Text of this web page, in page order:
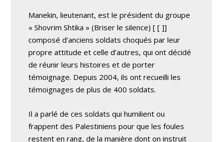
Manekin, lieutenant, est le président du groupe
« Shovrim Shtika » (Briser le silence)[ [ ]]
composé d’anciens soldats choqués par leur
propre attitude et celle d’autres, qui ont décidé
de réunir leurs histoires et de porter
témoignage. Depuis 2004, ils ont recueilli les
témoignages de plus de 400 soldats.
Il a parlé de ces soldats qui humilient ou
frappent des Palestiniens pour que les foules
restent en rang, de la manière dont on instruit